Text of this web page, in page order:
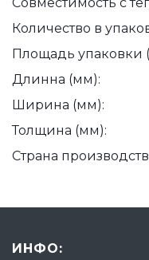
Количество в
Площадь упаковки
Длинна (мм):
Ширина (мм):
Толщина (мм):
Страна
ИНФО: